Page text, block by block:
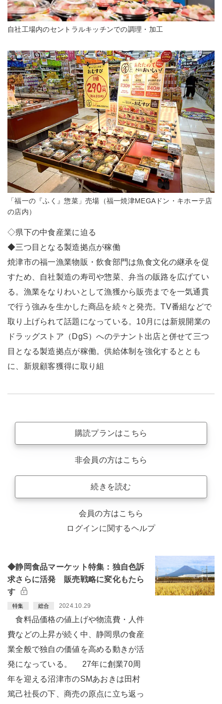
自社工場内のセントラルキッチンでの調理・加工
「福一の『ふく』惣菜」売場（福一焼津MEGAドン・キホーテ店
の店内）
◇県下の中食産業に迫る
◆三つ目となる製造拠点が稼働
焼津市の福一漁業物販・飲食部門は魚食文化の継承を促
すため、自社製造の寿司や惣菜、弁当の販路を広げてい
る。漁業をなりわいとして漁獲から販売までを一気通貫
で行う強みを生かした商品を続々と発売。TV番組などで
取り上げられて話題になっている。10月には新規開業の
ドラッグストア（DgS）へのテナント出店と併せて三つ
目となる製造拠点が稼働。供給体制を強化するととも
に、新規顧客獲得に取り組
購読プランはこちら
非会員の方はこちら
続きを読む
会員の方はこちら
ログインに関するヘルプ
◆静岡食品マーケット特集：独自色訴
求さらに活発 販売戦略に変化もたら
す
特集 総合 2024.10.29
食料品価格の値上げや物流費・人件
費などの上昇が続く中、静岡県の食産
業全般で独自の価値を高める動きが活
発になっている。 27年に創業70周
年を迎える沼津市のSMあおきは田村
篤己社長の下、商売の原点に立ち返っ